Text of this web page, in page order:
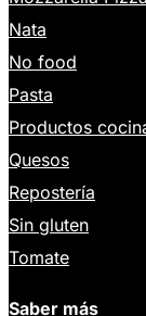
Nata
No food
Pasta
Productos
Quesos
Repostería
Sin gluten
Tomate
Saber más